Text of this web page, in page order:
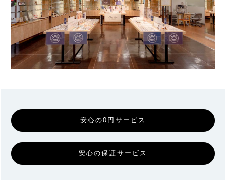
安心の0円サービス
安心の保証サービス